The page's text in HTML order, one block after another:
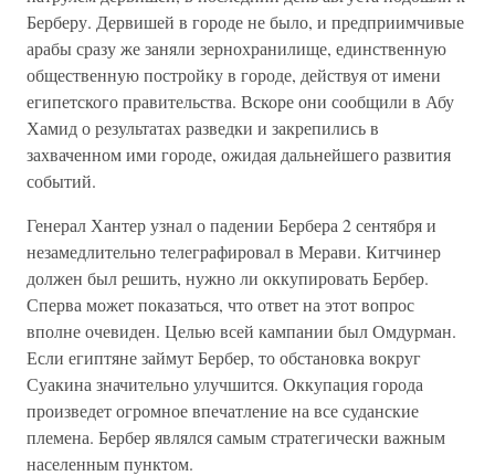
Берберу. Дервишей в городе не было, и предприимчивые
арабы сразу же заняли зернохранилище, единственную
общественную постройку в городе, действуя от имени
египетского правительства. Вскоре они сообщили в Абу
Хамид о результатах разведки и закрепились в
захваченном ими городе, ожидая дальнейшего развития
событий.
Генерал Хантер узнал о падении Бербера 2 сентября и
незамедлительно телеграфировал в Мерави. Китчинер
должен был решить, нужно ли оккупировать Бербер.
Сперва может показаться, что ответ на этот вопрос
вполне очевиден. Целью всей кампании был Омдурман.
Если египтяне займут Бербер, то обстановка вокруг
Суакина значительно улучшится. Оккупация города
произведет огромное впечатление на все суданские
племена. Бербер являлся самым стратегически важным
населенным пунктом.